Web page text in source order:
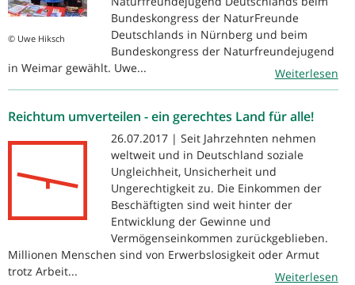
© Uwe Hiksch
Bundeskongress der NaturFreunde
Deutschlands in Nürnberg und beim
Bundeskongress der Naturfreundejugend
in Weimar gewählt. Uwe...
Weiterlesen
Reichtum umverteilen - ein gerechtes Land für alle!
26.07.2017 | Seit Jahrzehnten nehmen
weltweit und in Deutschland soziale
Ungleichheit, Unsicherheit und
Ungerechtigkeit zu. Die Einkommen der
Beschäftigten sind weit hinter der
Entwicklung der Gewinne und
Vermögenseinkommen zurückgeblieben.
Millionen Menschen sind von Erwerbslosigkeit oder Armut
trotz Arbeit...
Weiterlesen